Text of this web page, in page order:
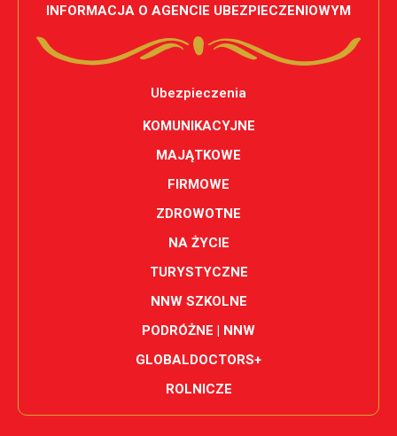
INFORMACJA O AGENCIE UBEZPIECZENIOWYM
Ubezpieczenia
KOMUNIKACYJNE
MAJĄTKOWE
FIRMOWE
ZDROWOTNE
NA ŻYCIE
TURYSTYCZNE
NNW SZKOLNE
PODRÓŻNE | NNW
GLOBALDOCTORS+
ROLNICZE